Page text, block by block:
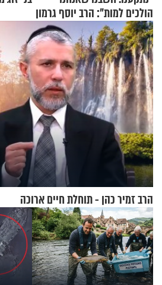
הולכים למות": הרב יוסף גרמון
בריאיון מרתק
הרב זמיר כהן - תוחלת חיים ארוכה